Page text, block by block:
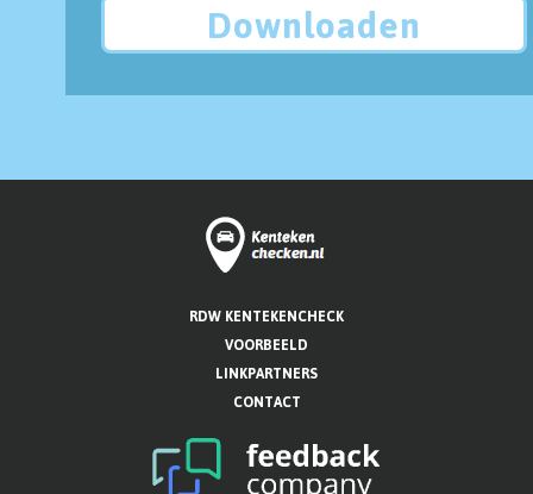
Downloaden
RDW KENTEKENCHECK
VOORBEELD
LINKPARTNERS
CONTACT